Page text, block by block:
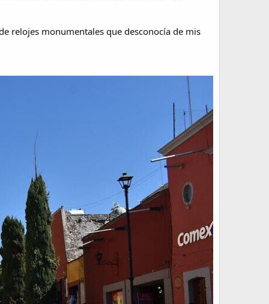
relojes monumentales que desconocía de mis